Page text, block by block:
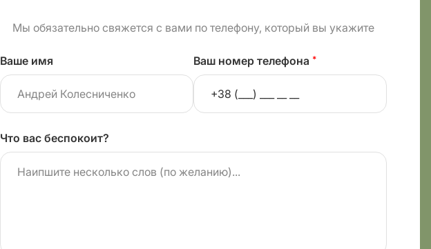
Мы обязательно свяжется с вами по телефону, который вы укажите
Ваше имя Ваш номер телефона *
Что вас беспокоит?